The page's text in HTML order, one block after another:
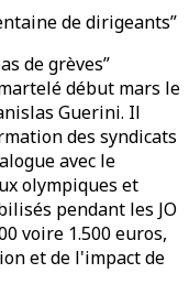
de dirigeants”
de grèves”
début mars le
Guerini. Il
des syndicats
avec le
olympiques et
pendant les JO
voire 1.500 euros,
et de l'impact de